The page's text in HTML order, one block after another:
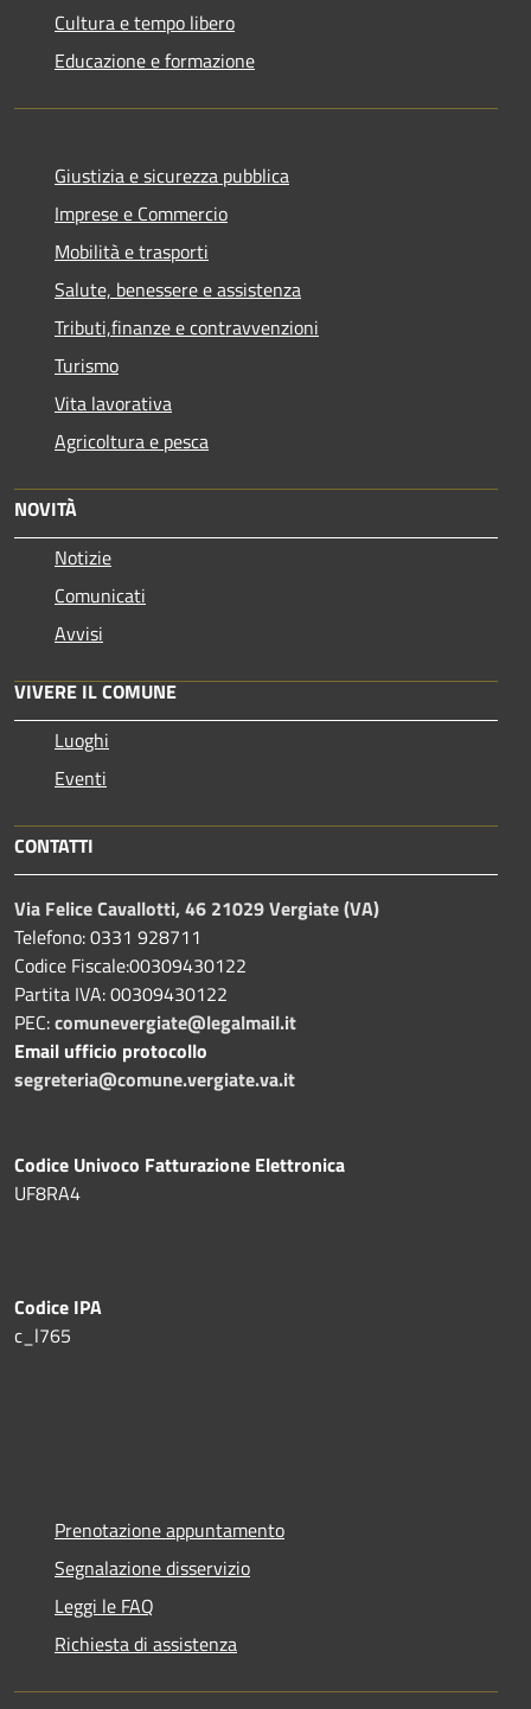
Cultura e tempo libero
Educazione e formazione
Giustizia e sicurezza pubblica
Imprese e Commercio
Mobilità e trasporti
Salute, benessere e assistenza
Tributi,finanze e contravvenzioni
Turismo
Vita lavorativa
Agricoltura e pesca
NOVITÀ
Notizie
Comunicati
Avvisi
VIVERE IL COMUNE
Luoghi
Eventi
CONTATTI
Via Felice Cavallotti, 46 21029 Vergiate (VA)
Telefono: 0331 928711
Codice Fiscale:00309430122
Partita IVA: 00309430122
PEC:comunevergiate@legalmail.it
Email ufficio protocollo
segreteria@comune.vergiate.va.it
Codice Univoco Fatturazione Elettronica
UF8RA4
Codice IPA
c_l765
Prenotazione appuntamento
Segnalazione disservizio
Leggi le FAQ
Richiesta di assistenza